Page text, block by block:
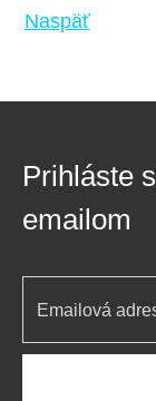
Naspäť
Prihláste
emailom